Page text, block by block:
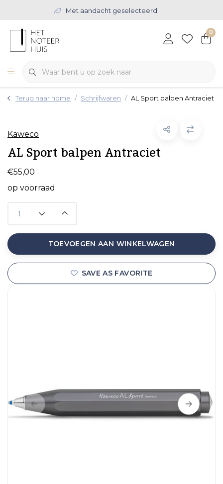
Met aandacht geselecteerd
0
Terug naar home Schrijfwaren AL Sport balpen Antraciet
Kaweco
AL Sport balpen Antraciet
€55,00
op voorraad
TOEVOEGEN AAN WINKELWAGEN
SAVE AS FAVORITE